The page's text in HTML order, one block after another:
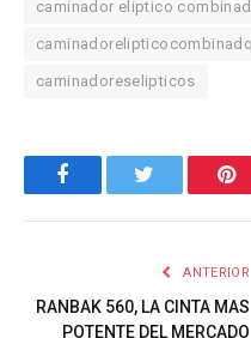
caminador eliptico
caminadorelipticocombinado
caminadoreselipticos
FacebookTwitter
ANTERIOR
RANBAK 560, LA CINTA MAS
POTENTE DEL MERCADO